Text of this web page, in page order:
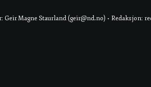
Geir Magne Staurland (geir@nd.no) • Redaksjon: